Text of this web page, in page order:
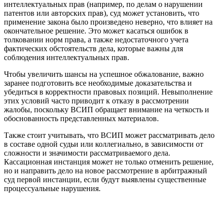
интеллектуальных прав (например, по делам о нарушении
патентов или авторских прав), суд может установить, что
применение закона было произведено неверно, что влияет на
окончательное решение. Это может касаться ошибок в
толковании норм права, а также недостаточного учета
фактических обстоятельств дела, которые важны для
соблюдения интеллектуальных прав.
Чтобы увеличить шансы на успешное обжалование, важно
заранее подготовить все необходимые доказательства и
убедиться в корректности правовых позиций. Невыполнение
этих условий часто приводит к отказу в рассмотрении
жалобы, поскольку ВСИП обращает внимание на четкость и
обоснованность представленных материалов.
Также стоит учитывать, что ВСИП может рассматривать дело
в составе одной судьи или коллегиально, в зависимости от
сложности и значимости рассматриваемого дела.
Кассационная инстанция может не только отменить решение,
но и направить дело на новое рассмотрение в арбитражный
суд первой инстанции, если будут выявлены существенные
процессуальные нарушения.